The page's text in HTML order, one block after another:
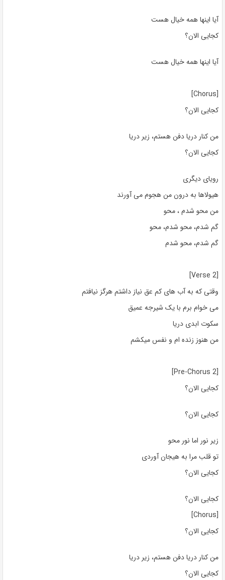
آیا اینها همه خیال هست
کجایی الان؟
آیا اینها همه خیال هست
[Chorus]
کجایی الان؟
من کنار دریا دفن هستم، زیر دریا
کجایی الان؟
رویای دیگری
هیولاها به درون من هجوم می آورند
من محو شدم ، محو
گم شدم، محو شدم، محو
گم شدم، محو شدم
[Verse 2]
وقتی که به آب های کم عق نیاز داشتم هرگز نیافتم
می خوام برم با یک شیرجه عمیق
سکوت ابدی دریا
من هنوز زنده ام و نفس میکشم
[Pre-Chorus 2]
کجایی الان؟
کجایی الان؟
زیر نور اما نور محو
تو قلب مرا به هیجان آوردی
کجایی الان؟
کجایی الان؟
[Chorus]
کجایی الان؟
من کنار دریا دفن هستم، زیر دریا
کجایی الان؟